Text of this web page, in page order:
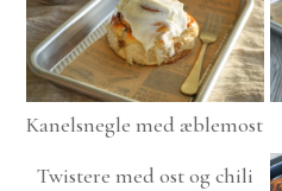
Kanelsnegle med æblemost
Twistere med ost og chili